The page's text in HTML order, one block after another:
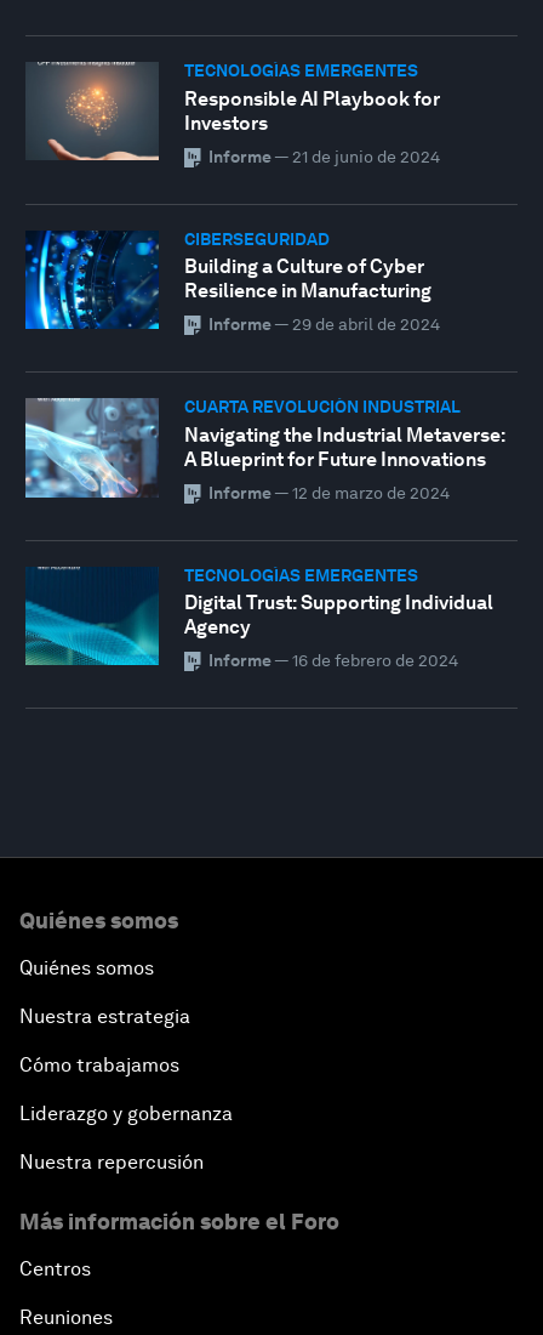
TECNOLOGÍAS EMERGENTES
Responsible AI Playbook for
Investors
Informe— 21 de junio de 2024
CIBERSEGURIDAD
Building a Culture of Cyber
Resilience in Manufacturing
Informe— 29 de abril de 2024
CUARTA REVOLUCIÓN INDUSTRIAL
Navigating the Industrial Metaverse:
A Blueprint for Future Innovations
Informe— 12 de marzo de 2024
TECNOLOGÍAS EMERGENTES
Digital Trust: Supporting Individual
Agency
Informe— 16 de febrero de 2024
Quiénes somos
Quiénes somos
Nuestra estrategia
Cómo trabajamos
Liderazgo y gobernanza
Nuestra repercusión
Más información sobre el Foro
Centros
Reuniones